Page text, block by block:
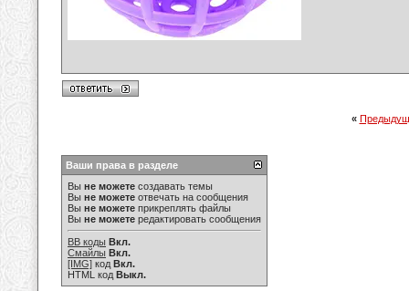
«
Ваши права в разделе
Вы не можете создавать темы
Вы не можете отвечать на сообщения
Вы не можете прикреплять файлы
Вы не можете редактировать сообщения
BB коды Вкл.
Смайлы Вкл.
[IMG] код Вкл.
HTML код Выкл.